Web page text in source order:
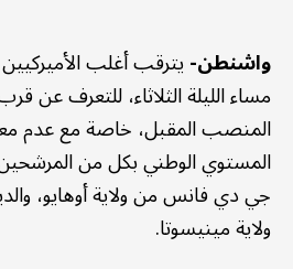
واشنطن-يترقب أغلب
مساء الليلة الثلاثاء، للتعرف
المنصب المقبل، خاصة مع عدم
المستوي الوطني بكل من
جي دي فانس من ولاية أوهايو،
ولاية مينيسوتا.